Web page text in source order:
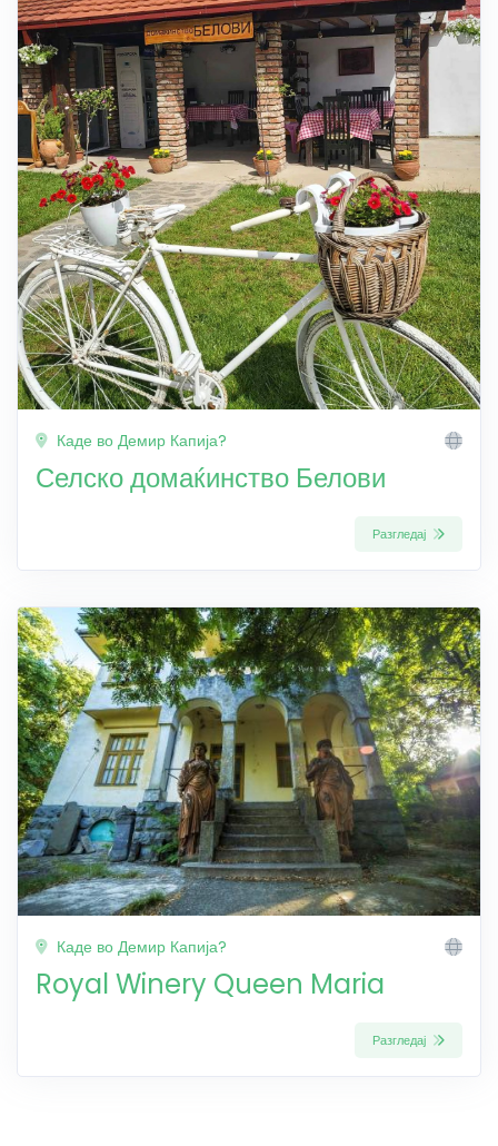
Каде во Демир Капија?
Селско домаќинство Белови
Разгледај
Каде во Демир Капија?
Royal Winery Queen Maria
Разгледај